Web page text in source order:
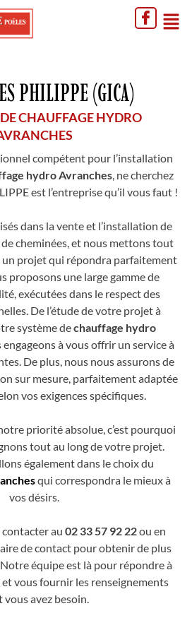
PHILIPPE (GICA)
CHAUFFAGE HYDRO
compétent pour l’installation
hydro Avranches , ne cherchez
est l’entreprise qu’il vous faut !
dans la vente et l’installation de
cheminées, et nous mettons tout
projet qui répondra parfaitement
proposons une large gamme de
exécutées dans le respect des
De l’étude de votre projet à
système dechauffage hydro
engageons à vous offrir un service à
De plus, nous nous assurons de
sur mesure, parfaitement adaptée
vos exigences spécifiques.
priorité absolue, c’est pourquoi
tout au long de votre projet.
également dans le choix du
qui correspondra le mieux à
vos désirs.
contacter au 02 33 57 92 22ou en
de contact pour obtenir de plus
équipe est là pour répondre à
vous fournir les renseignements
vous avez besoin.